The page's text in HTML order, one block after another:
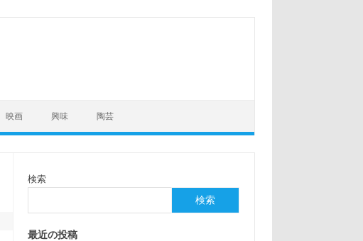
映画 興味 陶芸
検索
検索
最近の投稿